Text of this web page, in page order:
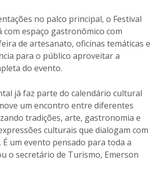
no palco principal, o Festival
espaço gastronômico com
de artesanato, oficinas temáticas e
para o público aproveitar a
do evento.
já faz parte do calendário cultural
um encontro entre diferentes
tradições, arte, gastronomia e
culturais que dialogam com
um evento pensado para toda a
o secretário de Turismo, Emerson